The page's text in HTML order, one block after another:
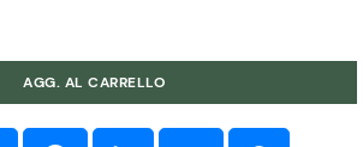
AGG. AL CARRELLO